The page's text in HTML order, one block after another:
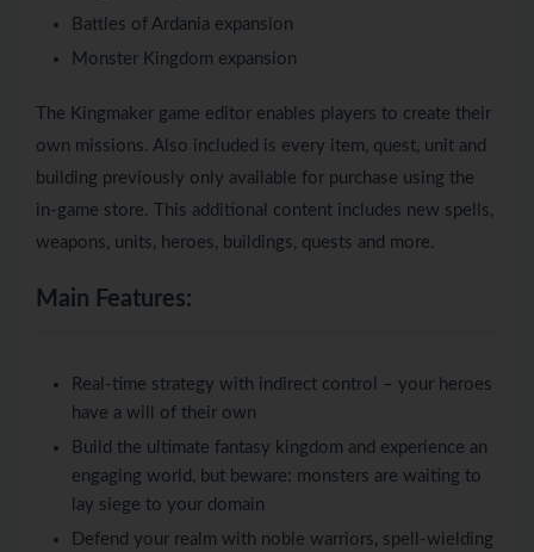
Battles of Ardania expansion
Monster Kingdom expansion
The Kingmaker game editor enables players to create their
own missions. Also included is every item, quest, unit and
building previously only available for purchase using the
in-game store. This additional content includes new spells,
weapons, units, heroes, buildings, quests and more.
Main Features:
Real-time strategy with indirect control – your heroes
have a will of their own
Build the ultimate fantasy kingdom and experience an
engaging world, but beware: monsters are waiting to
lay siege to your domain
Defend your realm with noble warriors, spell-wielding